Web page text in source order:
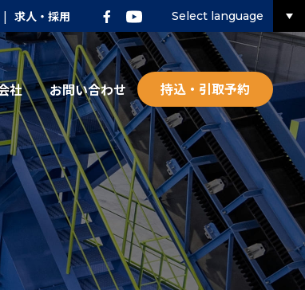
| 求人・採用 Select language
社 お問い合わせ 持込・引取予約